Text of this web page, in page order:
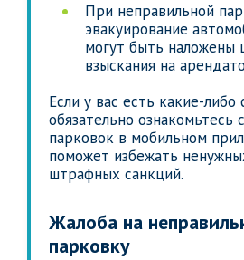
При неправильной
эвакуирование
могут быть наложены
взыскания на
Если у вас есть какие-либо
обязательно ознакомьтесь
парковок в мобильном
поможет избежать
штрафных санкций.
Жалоба на
парковку